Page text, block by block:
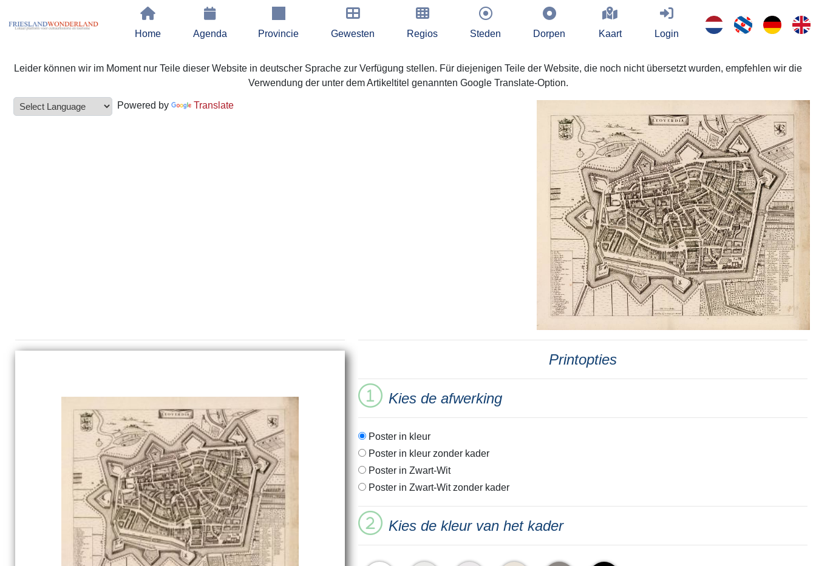
Home Agenda Provincie Gewesten Regios Steden Dorpen Kaart Login
Leider können wir im Moment nur Teile dieser Website in deutscher Sprache zur Verfügung stellen. Für diejenigen Teile der Website, die noch nicht übersetzt wurden, empfehlen wir die
Verwendung der unter dem Artikeltitel genannten Google Translate-Option.
Powered by Translate
Printopties
Kies de afwerking
Poster in kleur
Poster in kleur zonder kader
Poster in Zwart-Wit
Poster in Zwart-Wit zonder kader
Kies de kleur van het kader